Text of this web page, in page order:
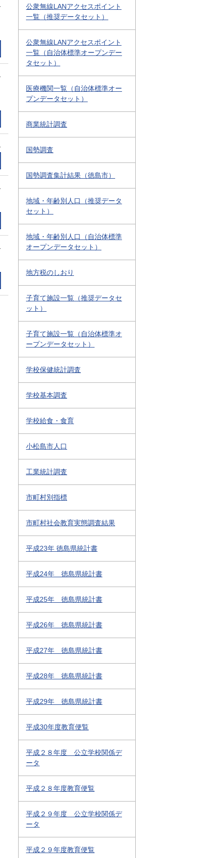
公衆無線LANアクセスポイント
一覧（推奨データセット）
公衆無線LANアクセスポイント
一覧（自治体標準オープンデー
タセット）
医療機関一覧（自治体標準オー
プンデータセット）
商業統計調査
国勢調査
国勢調査集計結果（徳島市）
地域・年齢別人口（推奨データ
セット）
地域・年齢別人口（自治体標準
オープンデータセット）
地方税のしおり
子育て施設一覧（推奨データセ
ット）
子育て施設一覧（自治体標準オ
ープンデータセット）
学校保健統計調査
学校基本調査
学校給食・食育
小松島市人口
工業統計調査
市町村別指標
市町村社会教育実態調査結果
平成23年 徳島県統計書
平成24年 徳島県統計書
平成25年 徳島県統計書
平成26年 徳島県統計書
平成27年 徳島県統計書
平成28年 徳島県統計書
平成29年 徳島県統計書
平成30年度教育便覧
平成２８年度 公立学校関係デ
ータ
平成２８年度教育便覧
平成２９年度 公立学校関係デ
ータ
平成２９年度教育便覧